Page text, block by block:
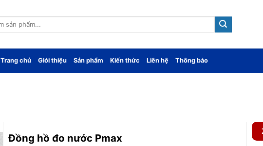
Trang chủ Giới thiệu Sản phẩm Kiến thức Liên hệ Thông báo
Đồng hồ đo nước Pmax